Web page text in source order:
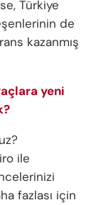
Türkiye
de
kazanmış
yeni
ile
fazlası için